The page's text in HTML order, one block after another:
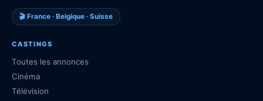
🎬 France · Belgique · Suisse
CASTINGS
Toutes les annonces
Cinéma
Télévision